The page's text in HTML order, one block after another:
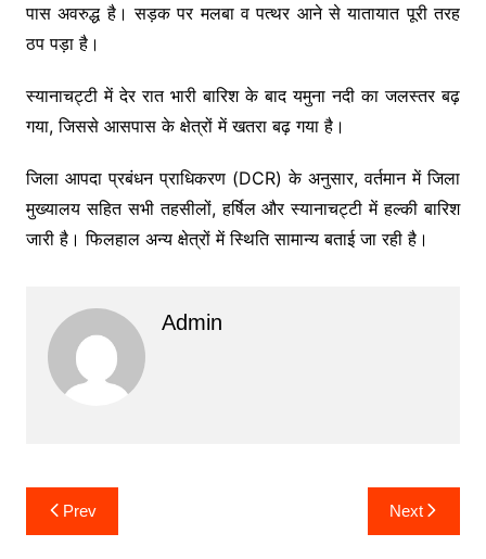
पास अवरुद्ध है। सड़क पर मलबा व पत्थर आने से यातायात पूरी तरह
ठप पड़ा है।
स्यानाचट्टी में देर रात भारी बारिश के बाद यमुना नदी का जलस्तर बढ़
गया, जिससे आसपास के क्षेत्रों में खतरा बढ़ गया है।
जिला आपदा प्रबंधन प्राधिकरण (DCR) के अनुसार, वर्तमान में जिला
मुख्यालय सहित सभी तहसीलों, हर्षिल और स्यानाचट्टी में हल्की बारिश
जारी है। फिलहाल अन्य क्षेत्रों में स्थिति सामान्य बताई जा रही है।
Admin
Post
navigation
Prev Next